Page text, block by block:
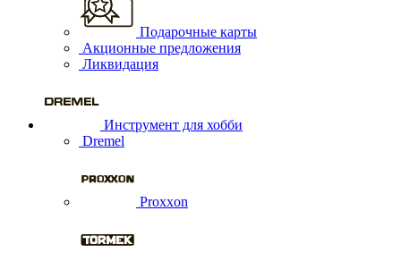
Подарочные карты
Акционные предложения
Ликвидация
Инструмент для хобби
Dremel
Proxxon